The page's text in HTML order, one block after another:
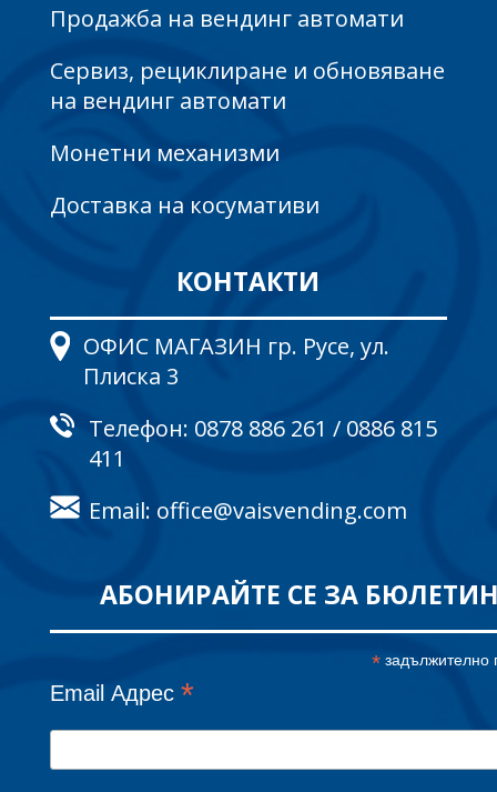
Продажба на вендинг автомати
Сервиз, рециклиране и обновяване
на вендинг автомати
Монетни механизми
Доставка на косумативи
КОНТАКТИ
ОФИС МАГАЗИН гр. Русе, ул.
Плиска 3
Телефон: 0878 886 261 / 0886 815
411
Email: office@vaisvending.com
АБОНИРАЙТЕ СЕ ЗА
*задължително
Email Адрес *